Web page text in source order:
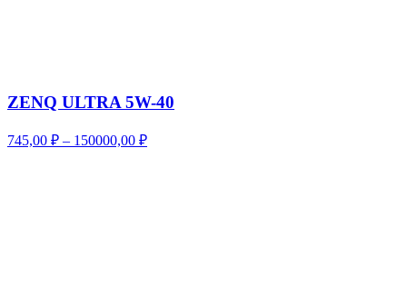
ZENQ ULTRA 5W-40
745,00 ₽ – 150000,00 ₽Диапазон